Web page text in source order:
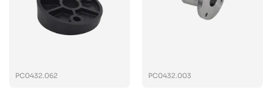
PC0432.062 PC0432.003